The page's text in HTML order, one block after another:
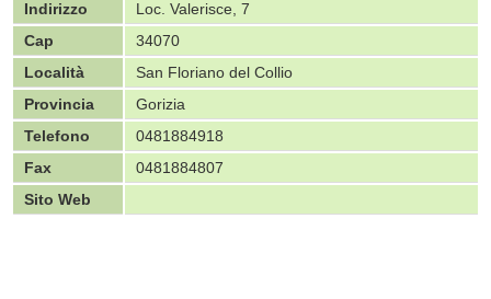
Indirizzo
Loc. Valerisce, 7
Cap
34070
Località
San Floriano del Collio
Provincia
Gorizia
Telefono
0481884918
Fax
0481884807
Sito Web